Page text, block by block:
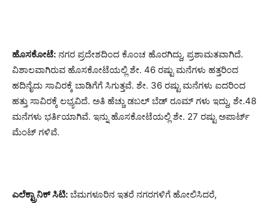
ಹೊಸಕೋಟೆ: ನಗರ ಪ್ರದೇಶದಿಂದ ಕೊಂಚ ಹೊರಗಿದ್ದು, ಪ್ರಶಾಮತವಾಗಿದೆ.
ವಿಶಾಲವಾಗಿರುವ ಹೊಸಕೋಟೆಯಲ್ಲಿ ಶೇ. 46 ರಷ್ಟು ಮನೆಗಳು ಹತ್ತರಿಂದ
ಹದಿನೈದು ಸಾವಿರಕ್ಕೆ ಬಾಡಿಗೆಗೆ ಸಿಗುತ್ತವೆ. ಶೇ. 36 ರಷ್ಟು ಮನೆಗಳು ಐದರಿಂದ
ಹತ್ತು ಸಾವಿರಕ್ಕೆ ಲಭ್ಯವಿದೆ. ಅತಿ ಹೆಚ್ಚು ಡಬಲ್ ಬೆಡ್ ರೂಮ್ ಗಳು ಇದ್ದು, ಶೇ.48
ಮನೆಗಳು ಭರ್ತಿಯಾಗಿವೆ. ಇನ್ನು ಹೊಸಕೋಟೆಯಲ್ಲಿ ಶೇ. 27 ರಷ್ಟು ಅಪಾರ್ಟ್
ಮೆಂಟ್ ಗಳಿವೆ.
ಎಲೆಕ್ಟ್ರಾನಿಕ್ ಸಿಟಿ: ಬೆಮಗಳೂರಿನ ಇತರೆ ನಗರಗಳಿಗೆ ಹೋಲಿಸಿದರೆ,